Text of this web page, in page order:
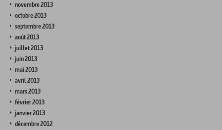
novembre 2013
octobre 2013
septembre 2013
août 2013
juillet 2013
juin 2013
mai 2013
avril 2013
mars 2013
février 2013
janvier 2013
décembre 2012